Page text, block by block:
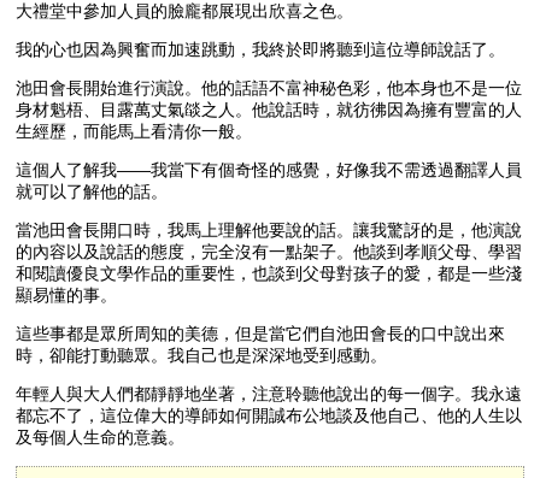
大禮堂中參加人員的臉龐都展現出欣喜之色。
我的心也因為興奮而加速跳動，我終於即將聽到這位導師說話了。
池田會長開始進行演說。他的話語不富神秘色彩，他本身也不是一位
身材魁梧、目露萬丈氣燄之人。他說話時，就彷彿因為擁有豐富的人
生經歷，而能馬上看清你一般。
這個人了解我——我當下有個奇怪的感覺，好像我不需透過翻譯人員
就可以了解他的話。
當池田會長開口時，我馬上理解他要說的話。讓我驚訝的是，他演說
的內容以及說話的態度，完全沒有一點架子。他談到孝順父母、學習
和閱讀優良文學作品的重要性，也談到父母對孩子的愛，都是一些淺
顯易懂的事。
這些事都是眾所周知的美德，但是當它們自池田會長的口中說出來
時，卻能打動聽眾。我自己也是深深地受到感動。
年輕人與大人們都靜靜地坐著，注意聆聽他說出的每一個字。我永遠
都忘不了，這位偉大的導師如何開誠布公地談及他自己、他的人生以
及每個人生命的意義。